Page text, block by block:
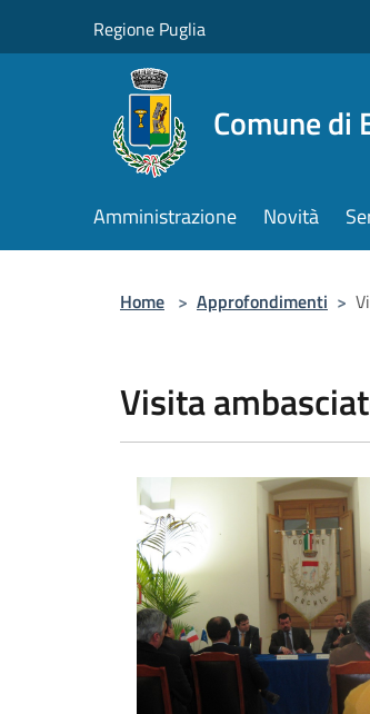
Regione Puglia
Comune di
Amministrazione Novità
Home > Approfondimenti >
Visita
Visita ambasciatore di Serbia